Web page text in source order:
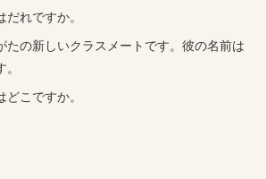
れですか。
たの新しいクラスメートです。彼の名前は
こですか。